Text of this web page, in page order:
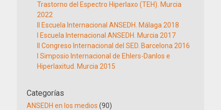
Trastorno del Espectro Hiperlaxo (TEH). Murcia
2022
II Escuela Internacional ANSEDH. Málaga 2018
I Escuela Internacional ANSEDH. Murcia 2017
II Congreso Internacional del SED. Barcelona 2016
I Simposio Internacional de Ehlers-Danlos e
Hiperlaxitud. Murcia 2015
Categorías
ANSEDH en los medios (90)